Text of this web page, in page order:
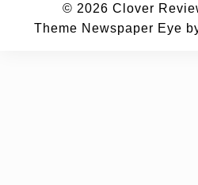
© 2026 Clover
Theme Newspaper Eye